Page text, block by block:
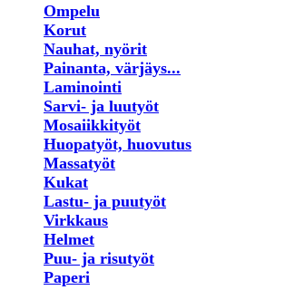
Ompelu
Korut
Nauhat, nyörit
Painanta, värjäys...
Laminointi
Sarvi- ja luutyöt
Mosaiikkityöt
Huopatyöt, huovutus
Massatyöt
Kukat
Lastu- ja puutyöt
Virkkaus
Helmet
Puu- ja risutyöt
Paperi